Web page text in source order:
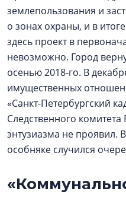
землепользования и
о зонах охраны, и в
здесь проект в
невозможно. Город
осенью 2018-го. В
имущественных
«Санкт-Петербургский
Следственного
энтузиазма не проявил.
особняке случился